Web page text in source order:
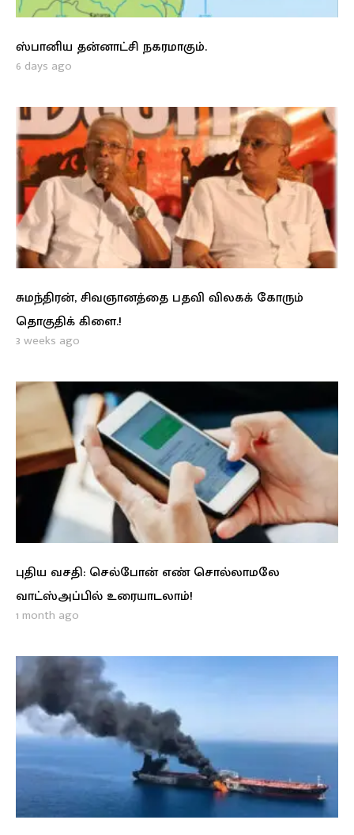
ஸ்பானிய தன்னாட்சி நகரமாகும்.
6 days ago
சுமந்திரன், சிவஞானத்தை பதவி விலகக் கோரும்
தொகுதிக் கிளை.!
3 weeks ago
புதிய வசதி: செல்போன் எண் சொல்லாமலே
வாட்ஸ்அப்பில் உரையாடலாம்!
1 month ago